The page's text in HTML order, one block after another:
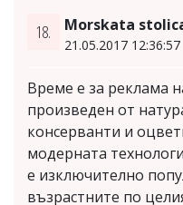
18. Morskata
21.05.2017 12:36:57
Време е за реклама
произведен от
консерванти и
модерната
е изключително
възрастните по